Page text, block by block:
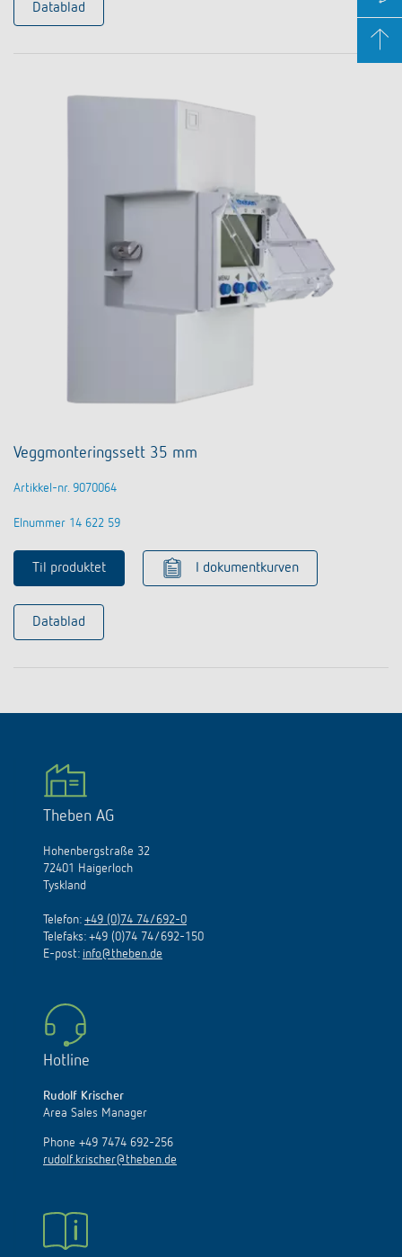
Datablad
Veggmonteringssett 35 mm
Artikkel-nr. 9070064
Elnummer 14 622 59
Til produktet I dokumentkurven
Datablad
Theben AG
Hohenbergstraße 32
72401 Haigerloch
Tyskland
Telefon: +49 (0)74 74/692-0
Telefaks: +49 (0)74 74/692-150
E-post: info@theben.de
Hotline
Rudolf Krischer
Area Sales Manager
Phone +49 7474 692-256
rudolf.krischer@theben.de